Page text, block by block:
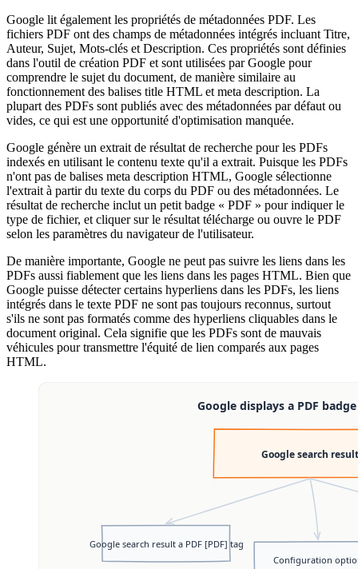
Google lit également les propriétés de métadonnées PDF. Les
fichiers PDF ont des champs de métadonnées intégrés incluant Titre,
Auteur, Sujet, Mots-clés et Description. Ces propriétés sont définies
dans l'outil de création PDF et sont utilisées par Google pour
comprendre le sujet du document, de manière similaire au
fonctionnement des balises title HTML et meta description. La
plupart des PDFs sont publiés avec des métadonnées par défaut ou
vides, ce qui est une opportunité d'optimisation manquée.
Google génère un extrait de résultat de recherche pour les PDFs
indexés en utilisant le contenu texte qu'il a extrait. Puisque les PDFs
n'ont pas de balises meta description HTML, Google sélectionne
l'extrait à partir du texte du corps du PDF ou des métadonnées. Le
résultat de recherche inclut un petit badge « PDF » pour indiquer le
type de fichier, et cliquer sur le résultat télécharge ou ouvre le PDF
selon les paramètres du navigateur de l'utilisateur.
De manière importante, Google ne peut pas suivre les liens dans les
PDFs aussi fiablement que les liens dans les pages HTML. Bien que
Google puisse détecter certains hyperliens dans les PDFs, les liens
intégrés dans le texte PDF ne sont pas toujours reconnus, surtout
s'ils ne sont pas formatés comme des hyperliens cliquables dans le
document original. Cela signifie que les PDFs sont de mauvais
véhicules pour transmettre l'équité de lien comparés aux pages
HTML.